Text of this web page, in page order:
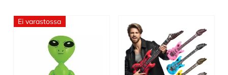
Ei varastossa
Tällä
tuotteella
on
useampi